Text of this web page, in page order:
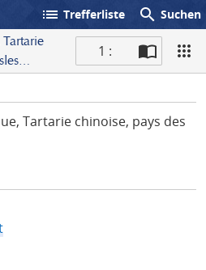
list Trefferliste search Suchen
1 :
Tartarie chinoise, pays des